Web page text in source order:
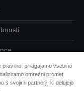
podatkov
prilagajamo vsebino
omrežni promet.
s svojimi partnerji, ki delujejo